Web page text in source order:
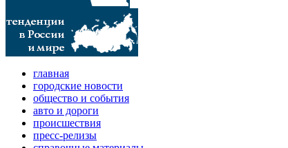
главная
городские новости
общество и события
авто и дороги
происшествия
пресс-релизы